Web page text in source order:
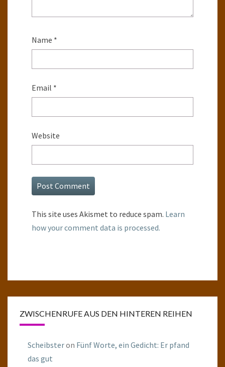
Name *
Email *
Website
This site uses Akismet to reduce spam. Learn
how your comment data is processed.
ZWISCHENRUFE AUS DEN HINTEREN REIHEN
Scheibsteron Fünf Worte, ein Gedicht: Er pfand
das gut